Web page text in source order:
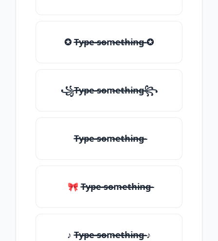
✪ T̶̴y̶̴p̶̴e̶̴ ̶̴s̶̴o̶̴m̶̴e̶̴t̶̴h̶̴i̶̴n̶̴g̶̴ ✪
꧁T̶̴y̶̴p̶̴e̶̴ ̶̴s̶̴o̶̴m̶̴e̶̴t̶̴h̶̴i̶̴n̶̴g̶̴꧂
T̶̴y̶̴p̶̴e̶̴ ̶̴s̶̴o̶̴m̶̴e̶̴t̶̴h̶̴i̶̴n̶̴g̶̴
🎀 T̶̴y̶̴p̶̴e̶̴ ̶̴s̶̴o̶̴m̶̴e̶̴t̶̴h̶̴i̶̴n̶̴g̶̴
♪ T̶̴y̶̴p̶̴e̶̴ ̶̴s̶̴o̶̴m̶̴e̶̴t̶̴h̶̴i̶̴n̶̴g̶̴ ♪